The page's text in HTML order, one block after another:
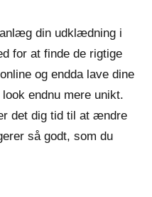
din udklædning i
for at finde de rigtige
og endda lave dine
endnu mere unikt.
det dig tid til at ændre
så godt, som du